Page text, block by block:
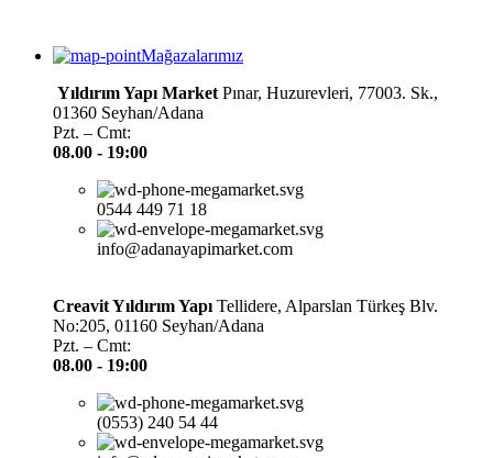
Mağazalarımız
Yıldırım Yapı Market Pınar, Huzurevleri, 77003. Sk.,
01360 Seyhan/Adana
Pzt. – Cmt:
08.00 - 19:00
0544 449 71 18
info@adanayapimarket.com
Creavit Yıldırım Yapı Tellidere, Alparslan Türkeş Blv.
No:205, 01160 Seyhan/Adana
Pzt. – Cmt:
08.00 - 19:00
(0553) 240 54 44